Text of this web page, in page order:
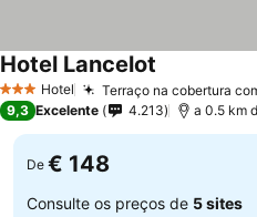
3 EstrelasHotel Terraço na cobertura
Hotel Lancelot
9,3 Excelente 4.213 a 0.5 km
De € 148
Consulte os preços de 5 sites